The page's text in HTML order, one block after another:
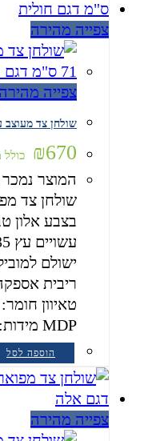
צפייה מהירה
צפייה מהירה
שולחן צד מעוצב עם
₪670
המוצר נמכר
שולחן צד
MDP מידות: רוחב: 45 ס"מ גובה: 71…
הוספה לסל
צפייה מהירה